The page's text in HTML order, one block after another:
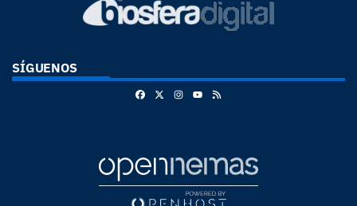
SÍGUENOS
FacebookInstagram